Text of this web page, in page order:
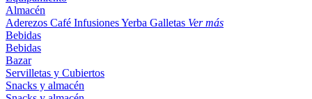
Almacén
Aderezos Café InfusionesYerba Galletas Ver más
Bebidas
Bebidas
Bazar
Servilletas y Cubiertos
Snacks y almacén